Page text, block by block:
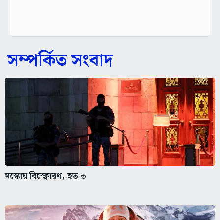
সম্পর্কিত সংবাদ
মস্কোয় বিস্ফোরণ, হত ৩